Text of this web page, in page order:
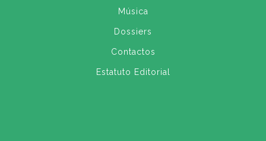
Música
Dossiers
Contactos
Estatuto Editorial